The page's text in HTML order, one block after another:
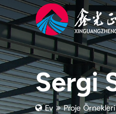
Sergi
Ev Proje Örnekleri